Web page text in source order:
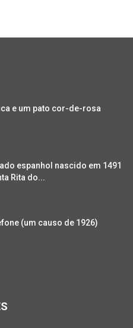
e um pato cor-de-rosa
espanhol nascido em 1491
Rita do...
(um causo de 1926)